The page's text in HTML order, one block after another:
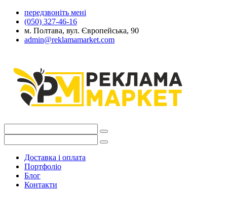
передзвоніть мені
(050) 327-46-16
м. Полтава, вул. Європейська, 90
admin@reklamamarket.com
Доставка і оплата
Портфоліо
Блог
Контакти